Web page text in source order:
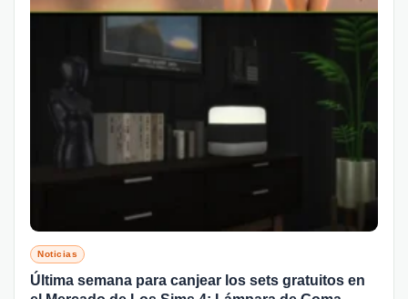
Noticias
Última semana para canjear los sets gratuitos en